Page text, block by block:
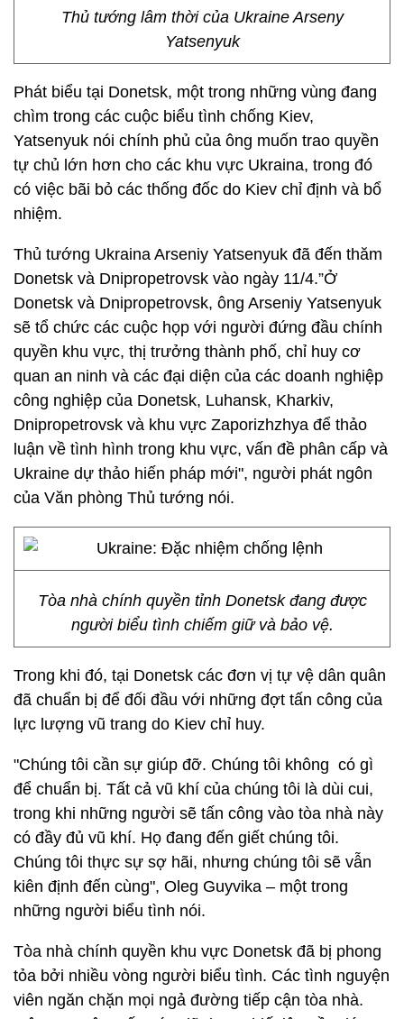
Thủ tướng lâm thời của Ukraine Arseny
Yatsenyuk
Phát biểu tại Donetsk, một trong những vùng đang
chìm trong các cuộc biểu tình chống Kiev,
Yatsenyuk nói chính phủ của ông muốn trao quyền
tự chủ lớn hơn cho các khu vực Ukraina, trong đó
có việc bãi bỏ các thống đốc do Kiev chỉ định và bổ
nhiệm.
Thủ tướng Ukraina Arseniy Yatsenyuk đã đến thăm
Donetsk và Dnipropetrovsk vào ngày 11/4.”Ở
Donetsk và Dnipropetrovsk, ông Arseniy Yatsenyuk
sẽ tổ chức các cuộc họp với người đứng đầu chính
quyền khu vực, thị trưởng thành phố, chỉ huy cơ
quan an ninh và các đại diện của các doanh nghiệp
công nghiệp của Donetsk, Luhansk, Kharkiv,
Dnipropetrovsk và khu vực Zaporizhzhya để thảo
luận về tình hình trong khu vực, vấn đề phân cấp và
Ukraine dự thảo hiến pháp mới", người phát ngôn
của Văn phòng Thủ tướng nói.
Tòa nhà chính quyền tỉnh Donetsk đang được
người biểu tình chiếm giữ và bảo vệ.
Trong khi đó, tại Donetsk các đơn vị tự vệ dân quân
đã chuẩn bị để đối đầu với những đợt tấn công của
lực lượng vũ trang do Kiev chỉ huy.
"Chúng tôi cần sự giúp đỡ. Chúng tôi không có gì
để chuẩn bị. Tất cả vũ khí của chúng tôi là dùi cui,
trong khi những người sẽ tấn công vào tòa nhà này
có đầy đủ vũ khí. Họ đang đến giết chúng tôi.
Chúng tôi thực sự sợ hãi, nhưng chúng tôi sẽ vẫn
kiên định đến cùng", Oleg Guyvika – một trong
những người biểu tình nói.
Tòa nhà chính quyền khu vực Donetsk đã bị phong
tỏa bởi nhiều vòng người biểu tình. Các tình nguyện
viên ngăn chặn mọi ngả đường tiếp cận tòa nhà.